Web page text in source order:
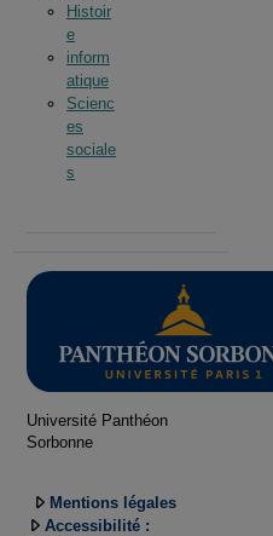
Histoir
e
inform
atique
Scienc
es
sociale
s
Université Panthéon
Sorbonne
Mentions légales
Accessibilité :